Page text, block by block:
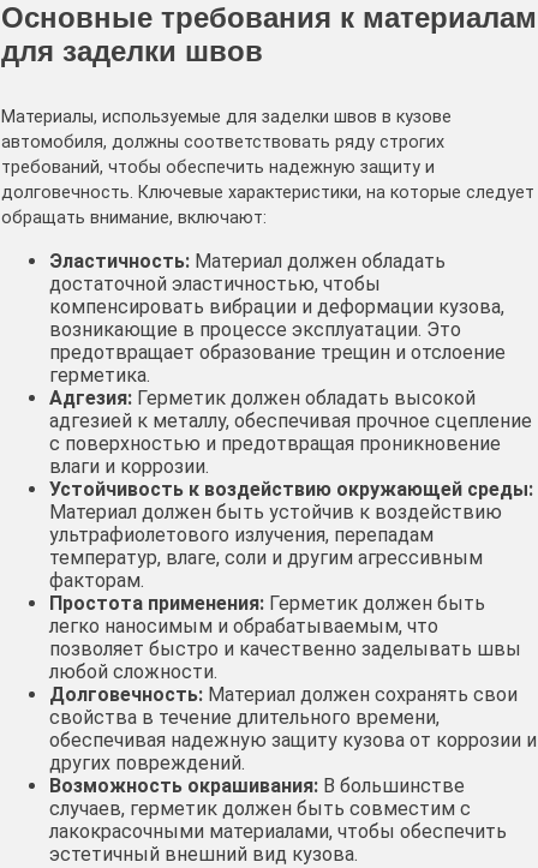
Основные требования к материалам
для заделки швов
Материалы, используемые для заделки швов в кузове
автомобиля, должны соответствовать ряду строгих
требований, чтобы обеспечить надежную защиту и
долговечность․ Ключевые характеристики, на которые следует
обращать внимание, включают:
Эластичность: Материал должен обладать
достаточной эластичностью, чтобы
компенсировать вибрации и деформации кузова,
возникающие в процессе эксплуатации․ Это
предотвращает образование трещин и отслоение
герметика․
Адгезия: Герметик должен обладать высокой
адгезией к металлу, обеспечивая прочное сцепление
с поверхностью и предотвращая проникновение
влаги и коррозии․
Устойчивость к воздействию окружающей среды:
Материал должен быть устойчив к воздействию
ультрафиолетового излучения, перепадам
температур, влаге, соли и другим агрессивным
факторам․
Простота применения: Герметик должен быть
легко наносимым и обрабатываемым, что
позволяет быстро и качественно заделывать швы
любой сложности․
Долговечность: Материал должен сохранять свои
свойства в течение длительного времени,
обеспечивая надежную защиту кузова от коррозии и
других повреждений․
Возможность окрашивания: В большинстве
случаев, герметик должен быть совместим с
лакокрасочными материалами, чтобы обеспечить
эстетичный внешний вид кузова․